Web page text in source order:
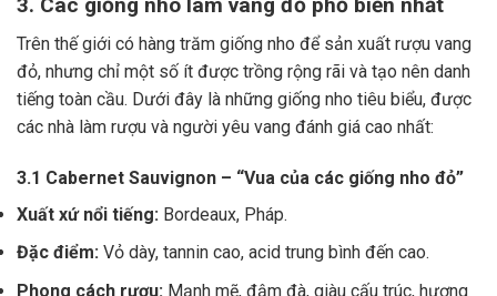
3. Các giống nho làm vang đỏ phổ biến nhất
Trên thế giới có hàng trăm giống nho để sản xuất rượu vang
đỏ, nhưng chỉ một số ít được trồng rộng rãi và tạo nên danh
tiếng toàn cầu. Dưới đây là những giống nho tiêu biểu, được
các nhà làm rượu và người yêu vang đánh giá cao nhất:
3.1 Cabernet Sauvignon – “Vua của các giống nho đỏ”
Xuất xứ nổi tiếng: Bordeaux, Pháp.
Đặc điểm: Vỏ dày, tannin cao, acid trung bình đến cao.
Phong cách rượu: Mạnh mẽ, đậm đà, giàu cấu trúc, hương